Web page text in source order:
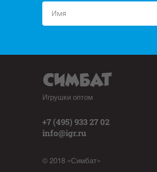
Игрушки оптом
+7 (495) 933 27 02
info@igr.ru
© 2018 «Симбат»